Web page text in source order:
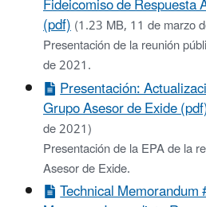
Fideicomiso de Respuesta
(pdf)(1.23 MB, 11 de marzo
Presentación de la reunión
de 2021.
Presentación:
Grupo Asesor de Exide
de 2021)
Presentación de la EPA de la
Asesor de Exide.
Technical